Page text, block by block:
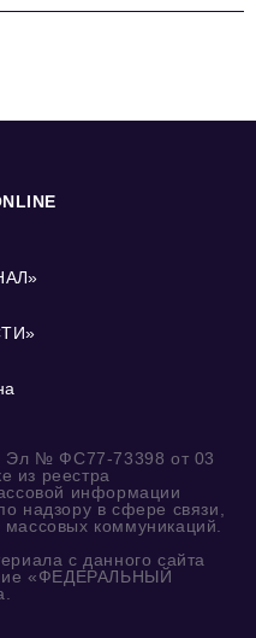
Эл № ФС77-73398 от 03
из реестра
информации
надзору в сфере связи,
коммуникаций.
с данного сайта
«ФЕДЕРАЛЬНЫЙ